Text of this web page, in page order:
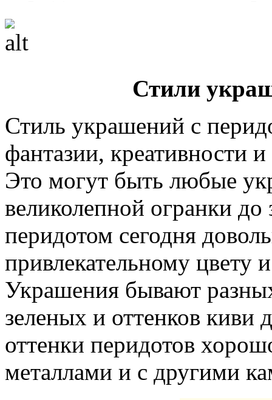
Стили
Стиль украшений с
фантазии, креативности
Это могут быть любые
великолепной огранки
перидотом сегодня
привлекательному цвету
Украшения бывают
зеленых и оттенков киви
оттенки перидотов
металлами и с другими